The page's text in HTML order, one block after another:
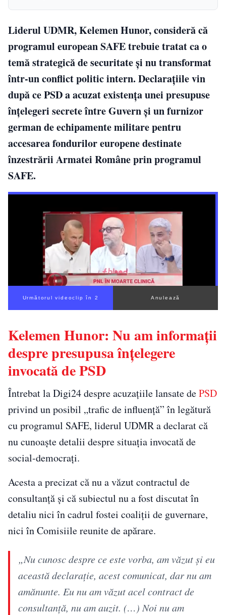
Liderul UDMR, Kelemen Hunor, consideră că
programul european SAFE trebuie tratat ca o
temă strategică de securitate și nu transformat
într-un conflict politic intern. Declarațiile vin
după ce PSD a acuzat existența unei presupuse
înțelegeri secrete între Guvern și un furnizor
german de echipamente militare pentru
accesarea fondurilor europene destinate
înzestrării Armatei Române prin programul
SAFE.
Următorul videoclip în 1 Anulează
Kelemen Hunor: Nu am informații
despre presupusa înțelegere
invocată de PSD
Întrebat la Digi24 despre acuzațiile lansate dePSD
privind un posibil „trafic de influență” în legătură
cu programul SAFE, liderul UDMR a declarat că
nu cunoaște detalii despre situația invocată de
social-democrați.
Acesta a precizat că nu a văzut contractul de
consultanță și că subiectul nu a fost discutat în
detaliu nici în cadrul fostei coaliții de guvernare,
nici în Comisiile reunite de apărare.
„Nu cunosc despre ce este vorba, am văzut şi eu
această declaraţie, acest comunicat, dar nu am
amănunte. Eu nu am văzut acel contract de
consultanţă, nu am auzit. (…) Noi nu am